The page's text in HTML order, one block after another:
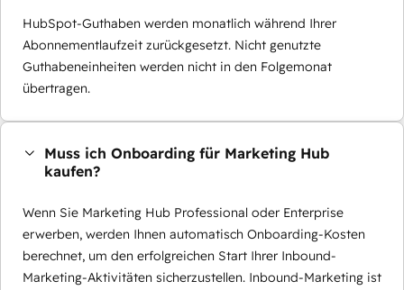
HubSpot-Guthaben werden monatlich während Ihrer
Abonnementlaufzeit zurückgesetzt. Nicht genutzte
Guthabeneinheiten werden nicht in den Folgemonat
übertragen.
Muss ich Onboarding für Marketing Hub
kaufen?
Wenn Sie Marketing Hub Professional oder Enterprise
erwerben, werden Ihnen automatisch Onboarding-Kosten
berechnet, um den erfolgreichen Start Ihrer Inbound-
Marketing-Aktivitäten sicherzustellen. Inbound-Marketing ist